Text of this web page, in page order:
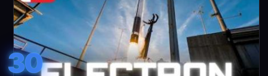
30